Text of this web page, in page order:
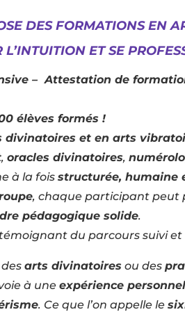
DES FORMATIONS EN
ET SE
– Attestation de
élèves formés !
divinatoires et en arts
, oracles divinatoires,
à la fois structurée, humaine
, chaque participant peut
pédagogique solide.
du parcours suivi et
arts divinatoires ou des
à une expérience
. Ce que l’on appelle le